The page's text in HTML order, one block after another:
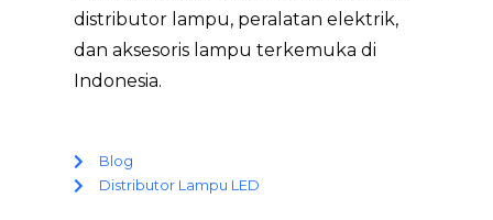
distributor lampu, peralatan elektrik,
dan aksesoris lampu terkemuka di
Indonesia.
Blog
Distributor Lampu LED